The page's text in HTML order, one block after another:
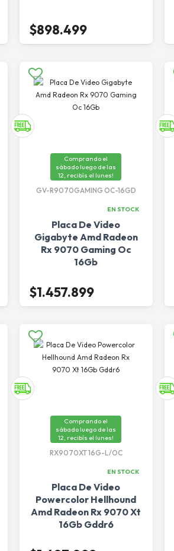
$898.499
Comprando el
sábado luego de las
12, recibís el lunes!
GV-R9070GAMING OC-16GD
EN STOCK
Placa De Video
Gigabyte Amd Radeon
Rx 9070 Gaming Oc
16Gb
$1.457.899
Comprando el
sábado luego de las
12, recibís el lunes!
RX9070XT 16G-L/OC
EN STOCK
Placa De Video
Powercolor Hellhound
Amd Radeon Rx 9070 Xt
16Gb Gddr6